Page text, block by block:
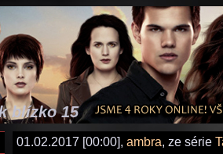
blízko 15
01.02.2017 [00:00], ambra, ze série